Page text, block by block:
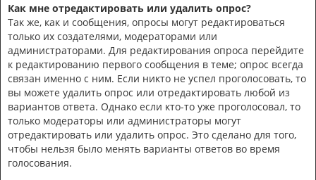
Как мне отредактировать или удалить опрос?
Так же, как и сообщения, опросы могут редактироваться
только их создателями, модераторами или
администраторами. Для редактирования опроса перейдите
к редактированию первого сообщения в теме; опрос всегда
связан именно с ним. Если никто не успел проголосовать, то
вы можете удалить опрос или отредактировать любой из
вариантов ответа. Однако если кто-то уже проголосовал, то
только модераторы или администраторы могут
отредактировать или удалить опрос. Это сделано для того,
чтобы нельзя было менять варианты ответов во время
голосования.